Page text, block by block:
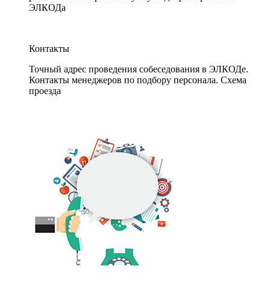
ЭЛКОДа
Контакты
Точный адрес проведения собеседования в ЭЛКОДе.
Контакты менеджеров по подбору персонала. Схема
проезда